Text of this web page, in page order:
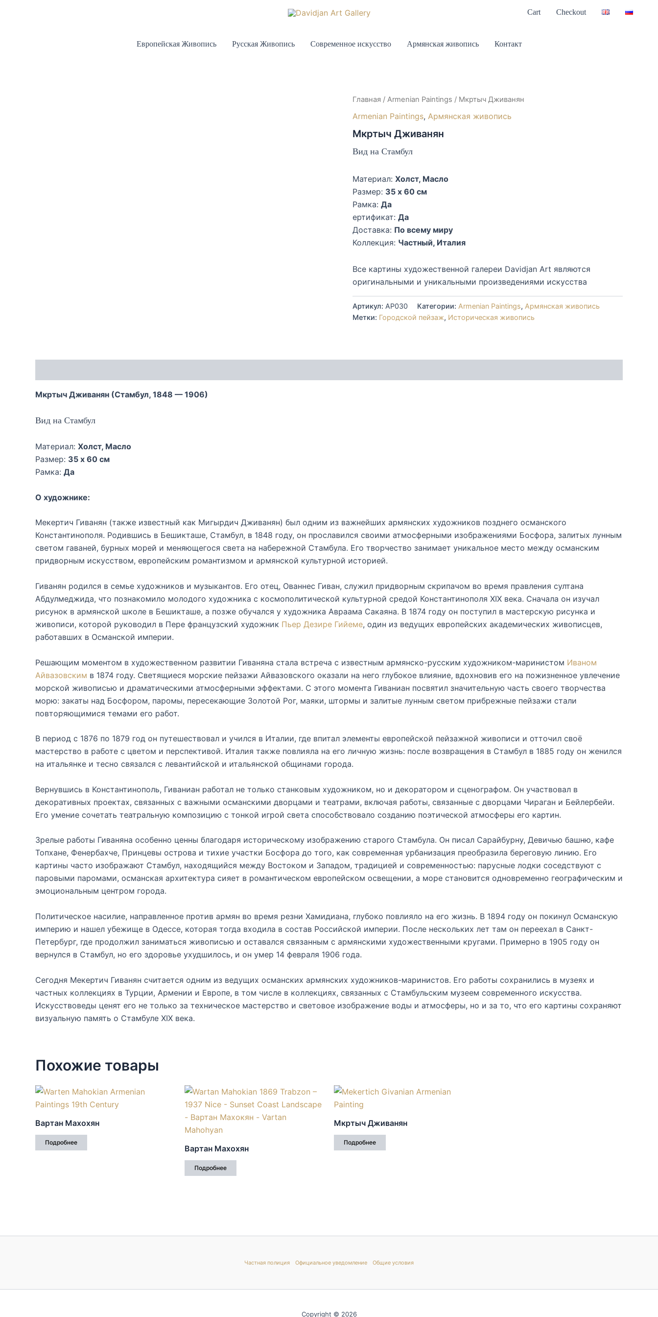
Cart Checkout
Европейская Живопись Русская Живопись Современное искусство Армянская живопись Контакт
Главная / Armenian Paintings / Мкртыч Дживанян
Armenian Paintings, Армянская живопись
Мкртыч Дживанян
Вид на Стамбул
Материал: Холст, Масло
Размер: 35 x 60 см
Рамка: Да
ертификат: Да
Доставка: По всему миру
Коллекция: Частный, Италия
Все картины художественной галереи Davidjan Art являются
оригинальными и уникальными произведениями искусства
Артикул: AP030 Категории: Armenian Paintings, Армянская живопись
Метки: Городской пейзаж, Историческая живопись
Мкртыч Дживанян (Стамбул, 1848 — 1906)
Вид на Стамбул
Материал: Холст, Масло
Размер: 35 x 60 см
Рамка: Да
О художнике:
Мекертич Гиванян (также известный как Мигырдич Дживанян) был одним из важнейших армянских художников позднего османского
Константинополя. Родившись в Бешикташе, Стамбул, в 1848 году, он прославился своими атмосферными изображениями Босфора, залитых лунным
светом гаваней, бурных морей и меняющегося света на набережной Стамбула. Его творчество занимает уникальное место между османским
придворным искусством, европейским романтизмом и армянской культурной историей.
Гиванян родился в семье художников и музыкантов. Его отец, Ованнес Гиван, служил придворным скрипачом во время правления султана
Абдулмеджида, что познакомило молодого художника с космополитической культурной средой Константинополя XIX века. Сначала он изучал
рисунок в армянской школе в Бешикташе, а позже обучался у художника Авраама Сакаяна. В 1874 году он поступил в мастерскую рисунка и
живописи, которой руководил в Пере французский художник Пьер Дезире Гийеме, один из ведущих европейских академических живописцев,
работавших в Османской империи.
Решающим моментом в художественном развитии Гиваняна стала встреча с известным армянско-русским художником-маринистом Иваном
Айвазовским в 1874 году. Светящиеся морские пейзажи Айвазовского оказали на него глубокое влияние, вдохновив его на пожизненное увлечение
морской живописью и драматическими атмосферными эффектами. С этого момента Гиваниан посвятил значительную часть своего творчества
морю: закаты над Босфором, паромы, пересекающие Золотой Рог, маяки, штормы и залитые лунным светом прибрежные пейзажи стали
повторяющимися темами его работ.
В период с 1876 по 1879 год он путешествовал и учился в Италии, где впитал элементы европейской пейзажной живописи и отточил своё
мастерство в работе с цветом и перспективой. Италия также повлияла на его личную жизнь: после возвращения в Стамбул в 1885 году он женился
на итальянке и тесно связался с левантийской и итальянской общинами города.
Вернувшись в Константинополь, Гиваниан работал не только станковым художником, но и декоратором и сценографом. Он участвовал в
декоративных проектах, связанных с важными османскими дворцами и театрами, включая работы, связанные с дворцами Чираган и Бейлербейи.
Его умение сочетать театральную композицию с тонкой игрой света способствовало созданию поэтической атмосферы его картин.
Зрелые работы Гиваняна особенно ценны благодаря историческому изображению старого Стамбула. Он писал Сарайбурну, Девичью башню, кафе
Топхане, Фенербахче, Принцевы острова и тихие участки Босфора до того, как современная урбанизация преобразила береговую линию. Его
картины часто изображают Стамбул, находящийся между Востоком и Западом, традицией и современностью: парусные лодки соседствуют с
паровыми паромами, османская архитектура сияет в романтическом европейском освещении, а море становится одновременно географическим и
эмоциональным центром города.
Политическое насилие, направленное против армян во время резни Хамидиана, глубоко повлияло на его жизнь. В 1894 году он покинул Османскую
империю и нашел убежище в Одессе, которая тогда входила в состав Российской империи. После нескольких лет там он переехал в Санкт-
Петербург, где продолжил заниматься живописью и оставался связанным с армянскими художественными кругами. Примерно в 1905 году он
вернулся в Стамбул, но его здоровье ухудшилось, и он умер 14 февраля 1906 года.
Сегодня Мекертич Гиванян считается одним из ведущих османских армянских художников-маринистов. Его работы сохранились в музеях и
частных коллекциях в Турции, Армении и Европе, в том числе в коллекциях, связанных с Стамбульским музеем современного искусства.
Искусствоведы ценят его не только за техническое мастерство и световое изображение воды и атмосферы, но и за то, что его картины сохраняют
визуальную память о Стамбуле XIX века.
Похожие товары
Вартан Махохян
Подробнее
Вартан Махохян
Подробнее
Мкртыч Дживанян
Подробнее
Частная полиция Официальное уведомление Общие условия
Copyright © 2026